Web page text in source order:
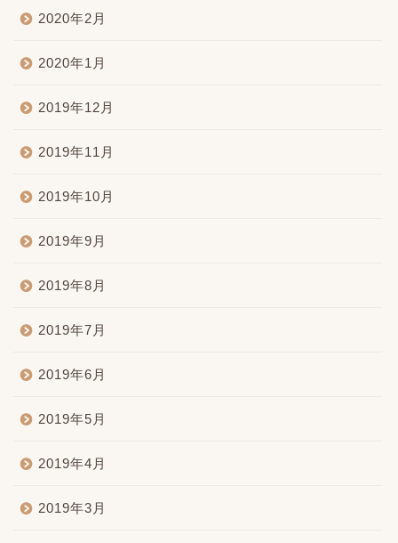
2020年2月
2020年1月
2019年12月
2019年11月
2019年10月
2019年9月
2019年8月
2019年7月
2019年6月
2019年5月
2019年4月
2019年3月